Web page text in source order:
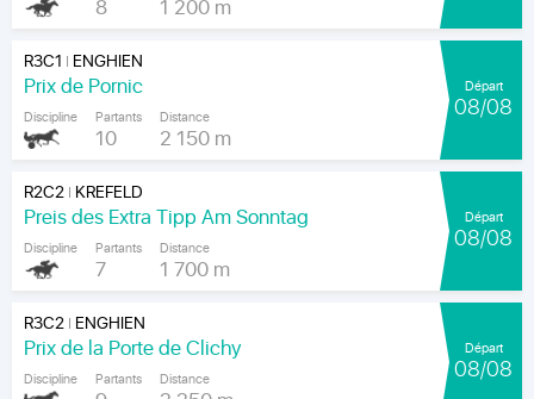
8 1 200 m
R3C1 | ENGHIEN
Prix de Pornic
Discipline Partants
10
Distance
2 150 m
Départ
08/08
R2C2| KREFELD
Preis des Extra Tipp Am Sonntag
Discipline Partants
7
Distance
1 700 m
Départ
08/08
R3C2| ENGHIEN
Prix de la Porte de Clichy
Discipline Partants Distance
Départ
08/08